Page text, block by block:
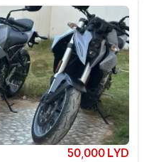
50,000 LYD